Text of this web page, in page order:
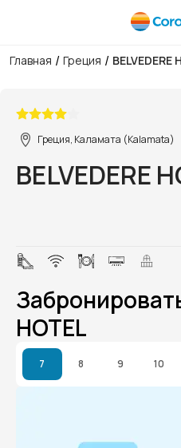
Главная / Греция / BELVEDERE
Греция, Каламата (Kalamata)
BELVEDERE
HOTEL
7 8 9 10